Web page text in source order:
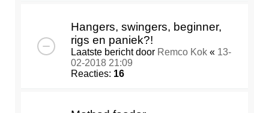
Hangers, swingers, beginner,
rigs en paniek?!
Laatste bericht door Remco Kok « 13-
02-2018 21:09
Reacties: 16